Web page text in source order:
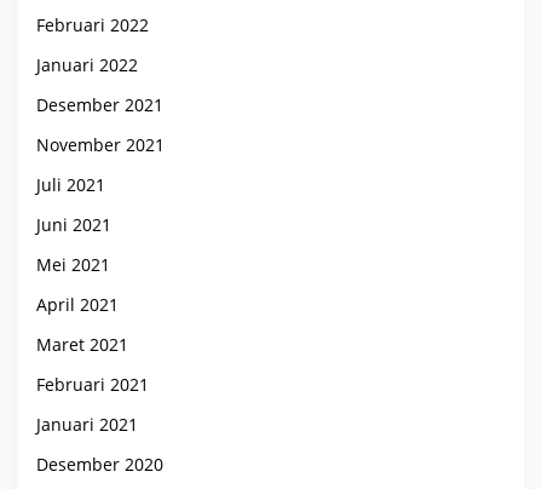
Februari 2022
Januari 2022
Desember 2021
November 2021
Juli 2021
Juni 2021
Mei 2021
April 2021
Maret 2021
Februari 2021
Januari 2021
Desember 2020